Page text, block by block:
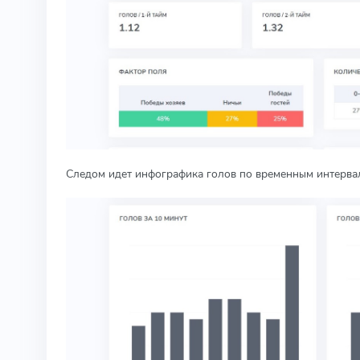
Следом идет инфографика голов по временным